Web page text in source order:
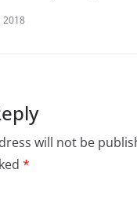
2018
will not be
*